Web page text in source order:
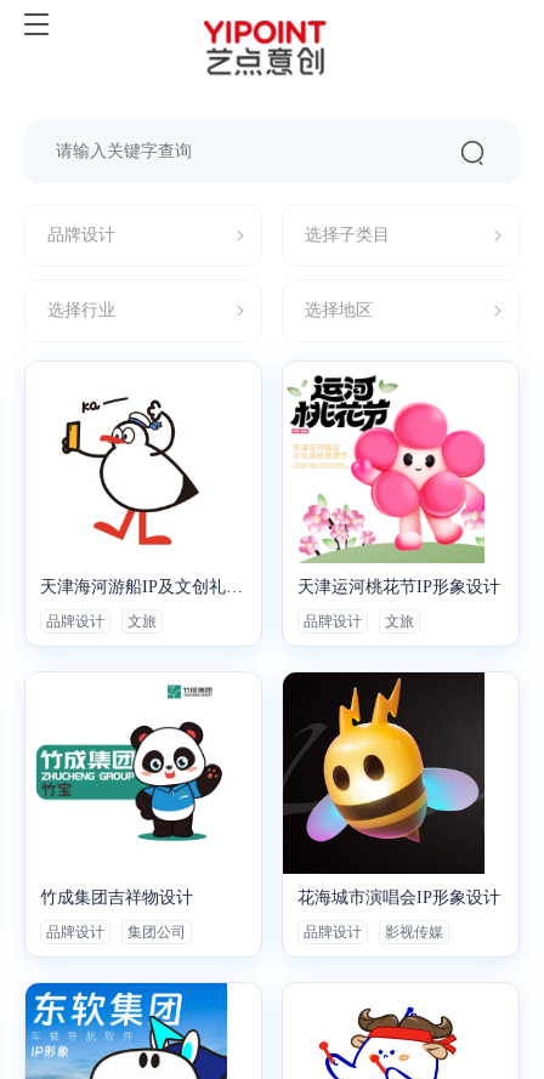
品牌设计 选择子类目
选择行业 选择地区
品牌设计 文旅
天津运河桃花节IP形象设计
品牌设计 文旅
竹成集团吉祥物设计
品牌设计 集团公司
花海城市演唱会IP形象设计
品牌设计 影视传媒